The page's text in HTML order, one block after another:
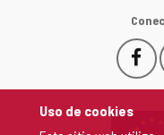
Uso de cookies
Este
enlace